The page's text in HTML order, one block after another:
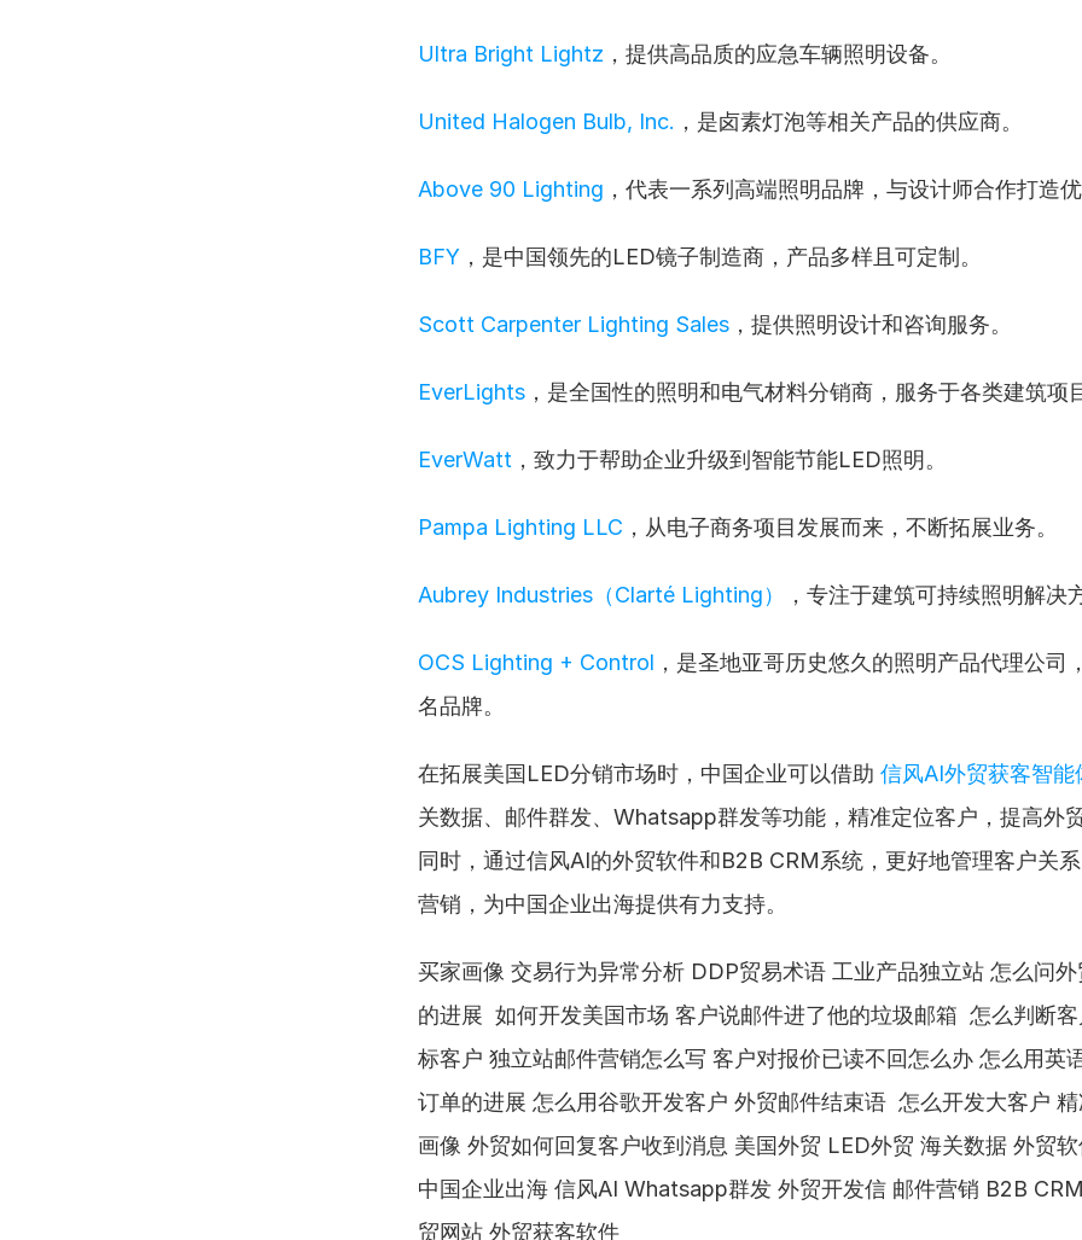
Ultra Bright Lightz ，提供高品质的应急车辆照明设备。
United Halogen Bulb, Inc. ，是卤素灯泡等相关产品的供应商。
Above 90 Lighting ，代表一系列高端照明品牌，与设计师合作打造优
BFY ，是中国领先的LED镜子制造商，产品多样且可定制。
Scott Carpenter Lighting Sales ，提供照明设计和咨询服务。
EverLights ，是全国性的照明和电气材料分销商，服务于各类建筑项
EverWatt ，致力于帮助企业升级到智能节能LED照明。
Pampa Lighting LLC ，从电子商务项目发展而来，不断拓展业务。
Aubrey Industries（Clarté Lighting） ，专注于建筑可持续照明解决
OCS Lighting + Control ，是圣地亚哥历史悠久的照明产品代理公司
名品牌。
在拓展美国LED分销市场时，中国企业可以借助 信风AI外贸获客智能
关数据、邮件群发、Whatsapp群发等功能，精准定位客户，提高外贸
同时，通过信风AI的外贸软件和B2B CRM系统，更好地管理客户关
营销，为中国企业出海提供有力支持。
买家画像 交易行为异常分析 DDP贸易术语 工业产品独立站 怎么问
的进展  如何开发美国市场 客户说邮件进了他的垃圾邮箱  怎么判断
标客户 独立站邮件营销怎么写 客户对报价已读不回怎么办 怎么用英
订单的进展 怎么用谷歌开发客户 外贸邮件结束语  怎么开发大客户
画像 外贸如何回复客户收到消息 美国外贸 LED外贸 海关数据 外贸
中国企业出海 信风AI Whatsapp群发 外贸开发信 邮件营销 B2B
贸网站 外贸获客软件